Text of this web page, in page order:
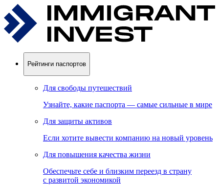
Рейтинги паспортов
Для свободы путешествий
Узнайте, какие паспорта — самые сильные в мире
Для защиты активов
Если хотите вывести компанию на новый уровень
Для повышения качества жизни
Обеспечьте себе и близким переезд в страну
с развитой экономикой